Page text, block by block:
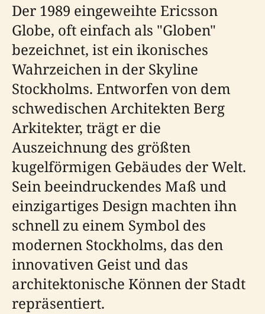
Der 1989 eingeweihte Ericsson
Globe, oft einfach als "Globen"
bezeichnet, ist ein ikonisches
Wahrzeichen in der Skyline
Stockholms. Entworfen von dem
schwedischen Architekten Berg
Arkitekter, trägt er die
Auszeichnung des größten
kugelförmigen Gebäudes der Welt.
Sein beeindruckendes Maß und
einzigartiges Design machten ihn
schnell zu einem Symbol des
modernen Stockholms, das den
innovativen Geist und das
architektonische Können der Stadt
repräsentiert.